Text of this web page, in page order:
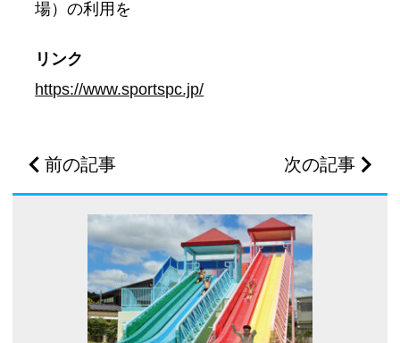
場）の利用を
リンク
https://www.sportspc.jp/
前の記事 次の記事